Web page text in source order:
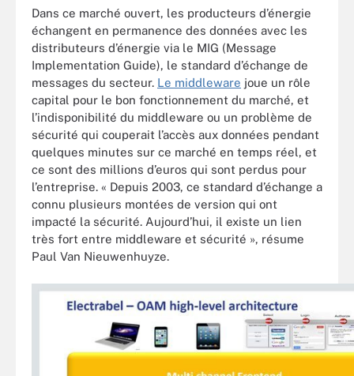
Dans ce marché ouvert, les producteurs d’énergie
échangent en permanence des données avec les
distributeurs d’énergie via le MIG (Message
Implementation Guide), le standard d’échange de
messages du secteur. Le middleware joue un rôle
capital pour le bon fonctionnement du marché, et
l’indisponibilité du middleware ou un problème de
sécurité qui couperait l’accès aux données pendant
quelques minutes sur ce marché en temps réel, et
ce sont des millions d’euros qui sont perdus pour
l’entreprise. « Depuis 2003, ce standard d’échange a
connu plusieurs montées de version qui ont
impacté la sécurité. Aujourd’hui, il existe un lien
très fort entre middleware et sécurité », résume
Paul Van Nieuwenhuyze.